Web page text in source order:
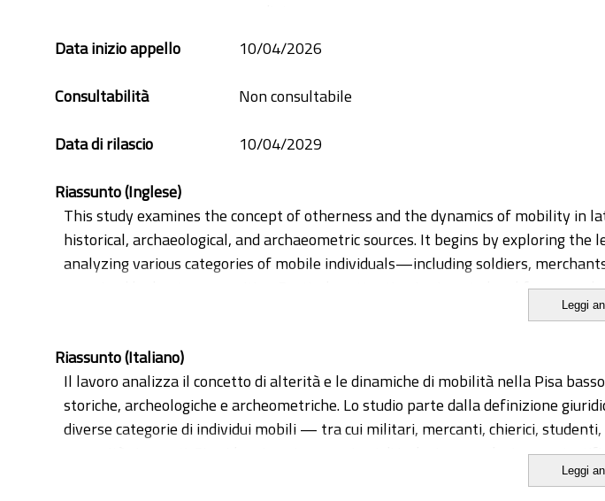
medieval archaeology
mobility
Data inizio appello
10/04/2026
Consultabilità
Non consultabile
Data di rilascio
10/04/2029
Riassunto (Inglese)
This study examines the concept of otherness and the dynamics of mobility
historical, archaeological, and archaeometric sources. It begins by exploring
analyzing various categories of mobile individuals—including soldiers,
perceived by host communities. Particular attention is given to legal
The second section focuses on the material evidence of mobility, such as
individual mobility patterns.
The analysis presents a nuanced and non-monolithic view of the foreigner in
profoundly influenced mechanisms of integration and marginalization. The
regulation and social negotiation of mobility, contributing to a broader
Leggi
Riassunto (Italiano)
Il lavoro analizza il concetto di alterità e le dinamiche di mobilità nella Pisa
storiche, archeologiche e archeometriche. Lo studio parte dalla definizione
diverse categorie di individui mobili — tra cui militari, mercanti, chierici,
comunità riceventi. Si evidenziano i meccanismi di inclusione, esclusione e
Leggi